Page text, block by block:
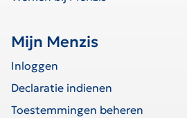
Mijn Menzis
Inloggen
Declaratie indienen
Toestemmingen beheren